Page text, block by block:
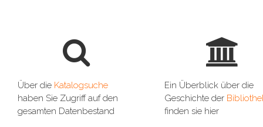

Über die Katalogsuche
haben Sie Zugriff auf den
gesamten Datenbestand

Ein Überblick über die
Geschichte der
finden sie hier